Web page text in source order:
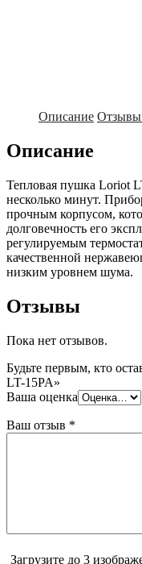
Описание
Описание
Тепловая пушка Loriot
несколько минут.
прочным корпусом,
долговечность его
регулируемым
качественной
низким уровнем шума.
Отзывы
Пока нет отзывов.
Будьте первым, кто
LT-15PA»
Ваша оценка
Ваш отзыв *
Загрузите до 3